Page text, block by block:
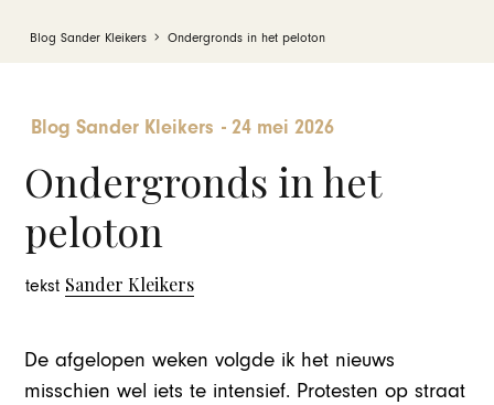
Blog Sander Kleikers Ondergronds in het peloton
Blog Sander Kleikers -24 mei 2026
Ondergronds in het
peloton
tekst Sander Kleikers
De afgelopen weken volgde ik het nieuws
misschien wel iets te intensief. Protesten op straat